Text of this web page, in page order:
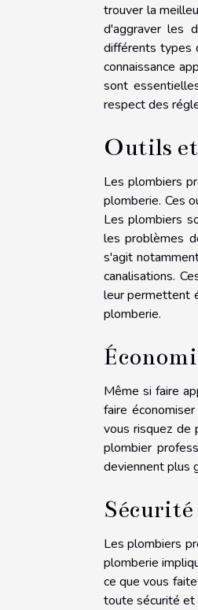
trouver la
d'aggraver les
différents types
connaissance
sont
respect des
Outils
Les plombiers
plomberie. Ces
Les plombiers
les problèmes
s'agit
canalisations.
leur permettent
plomberie.
Même si faire
faire
vous risquez de
plombier
deviennent plus
Sécurité
Les plombiers
plomberie
ce que vous
toute sécurité et